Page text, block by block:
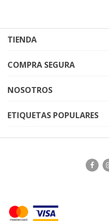
TIENDA
COMPRA SEGURA
NOSOTROS
ETIQUETAS POPULARES